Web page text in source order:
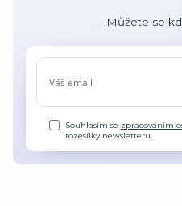
Můžete se
Souhlasím se zpracováním
rozesílky newsletteru.